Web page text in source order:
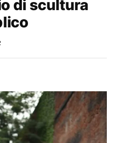
di scultura